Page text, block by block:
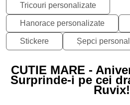
Tricouri personalizate
Hanorace personalizate
Stickere Șepci
CUTIE MARE -
Surprinde-i pe cei
Ruvix!